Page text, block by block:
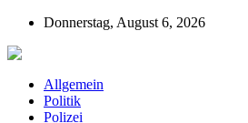
Donnerstag, August 6, 2026
Allgemein
Politik
Polizei